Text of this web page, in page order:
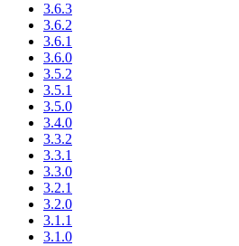
3.6.3
3.6.2
3.6.1
3.6.0
3.5.2
3.5.1
3.5.0
3.4.0
3.3.2
3.3.1
3.3.0
3.2.1
3.2.0
3.1.1
3.1.0